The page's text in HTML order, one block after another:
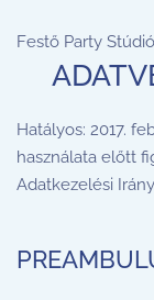
Festő Party Stúdió
Hatályos: 2017.
használata előtt
Adatkezelési